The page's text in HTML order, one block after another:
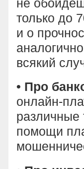
не
только до
и о
всякий
• Про
онлайн-
различные
помощи